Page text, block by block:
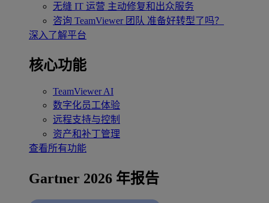
无缝 IT 运营 主动修复和出众服务
咨询 TeamViewer 团队 准备好转型了吗？
深入了解平台
核心功能
TeamViewer AI
数字化员工体验
远程支持与控制
资产和补丁管理
查看所有功能
Gartner 2026 年报告